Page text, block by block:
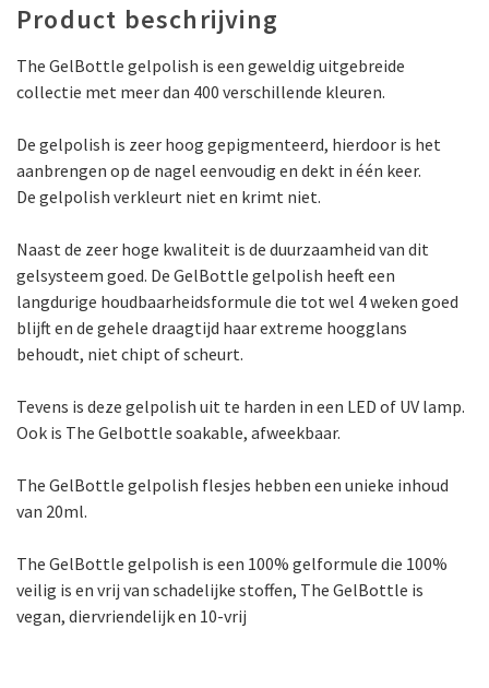
Product beschrijving
The GelBottle gelpolish is een geweldig uitgebreide
collectie met meer dan 400 verschillende kleuren.
De gelpolish is zeer hoog gepigmenteerd, hierdoor is het
aanbrengen op de nagel eenvoudig en dekt in één keer.
De gelpolish verkleurt niet en krimt niet.
Naast de zeer hoge kwaliteit is de duurzaamheid van dit
gelsysteem goed. De GelBottle gelpolish heeft een
langdurige houdbaarheidsformule die tot wel 4 weken goed
blijft en de gehele draagtijd haar extreme hoogglans
behoudt, niet chipt of scheurt.
Tevens is deze gelpolish uit te harden in een LED of UV lamp.
Ook is The Gelbottle soakable, afweekbaar.
The GelBottle gelpolish flesjes hebben een unieke inhoud
van 20ml.
The GelBottle gelpolish is een 100% gelformule die 100%
veilig is en vrij van schadelijke stoffen, The GelBottle is
vegan, diervriendelijk en 10-vrij